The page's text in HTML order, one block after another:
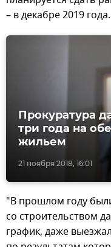
– в декабре 2019 года.
21 ноября 2018, 16:01
Прокуратура
три года на
жильем
"В прошлом году
со строительством
график, даже